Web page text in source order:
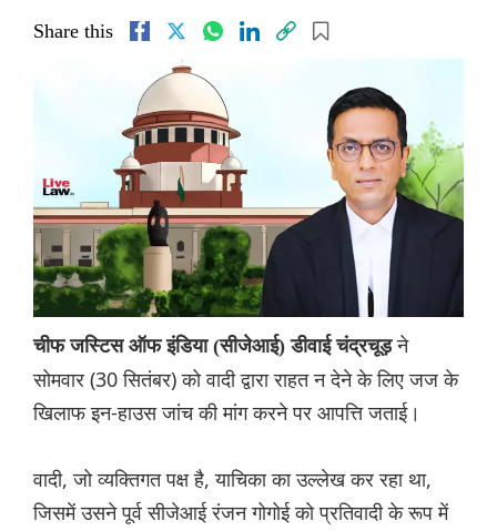
Share this
चीफ जस्टिस ऑफ इंडिया (सीजेआई) डीवाई चंद्रचूड़ने
सोमवार (30 सितंबर) को वादी द्वारा राहत न देने के लिए जज के
खिलाफ इन-हाउस जांच की मांग करने पर आपत्ति जताई।
वादी, जो व्यक्तिगत पक्ष है, याचिका का उल्लेख कर रहा था,
जिसमें उसने पूर्व सीजेआई रंजन गोगोई को प्रतिवादी के रूप में